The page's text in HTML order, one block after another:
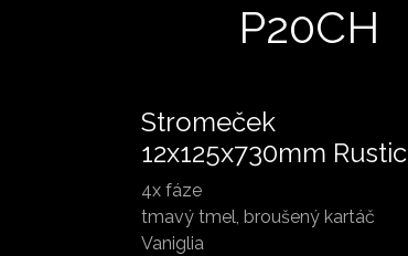
P20CH
Stromeček
12x125x730mm Rustic
4x fáze
tmavý tmel, broušený kartáč
Vaniglia